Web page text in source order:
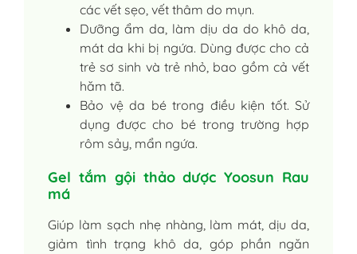
các vết sẹo, vết thâm do mụn.
Dưỡng ẩm da, làm dịu da do khô da,
mát da khi bị ngứa. Dùng được cho cả
trẻ sơ sinh và trẻ nhỏ, bao gồm cả vết
hăm tã.
Bảo vệ da bé trong điều kiện tốt. Sử
dụng được cho bé trong trường hợp
rôm sảy, mẩn ngứa.
Gel tắm gội thảo dược Yoosun Rau
má
Giúp làm sạch nhẹ nhàng, làm mát, dịu da,
giảm tình trạng khô da, góp phần ngăn